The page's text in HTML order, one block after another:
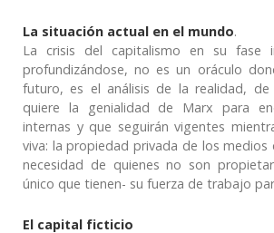
La situación actual en el mundo.
La crisis del capitalismo en su fase
profundizándose, no es un oráculo
futuro, es el análisis de la realidad,
quiere la genialidad de Marx para
internas y que seguirán vigentes
viva: la propiedad privada de los medios
necesidad de quienes no son
único que tienen- su fuerza de trabajo
El capital ficticio